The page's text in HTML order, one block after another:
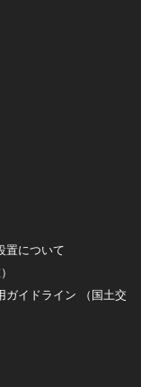
置について
ガイドライン （国土交